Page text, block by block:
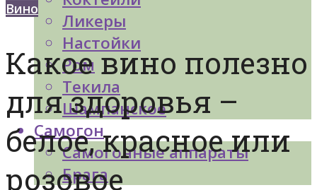
Ликеры
Настойки
Ром
Текила
Шампанское
Самогон
Самогонные аппараты
Брага
Вино
Какое вино полезно
для здоровья –
белое, красное или
розовое